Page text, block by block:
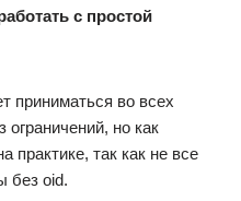
с простой
во всех
но как
практике, так как не все
без oid.